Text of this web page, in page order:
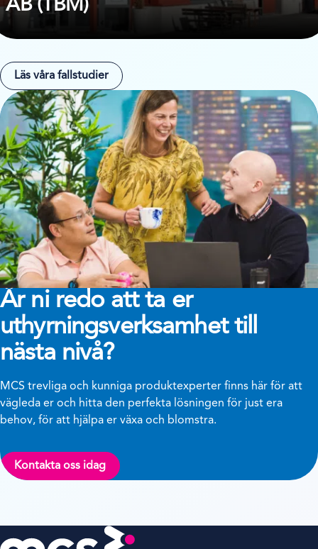
AB (TBM)
Läs våra fallstudier
Är ni redo att ta er
uthyrningsverksamhet till
nästa nivå?
MCS trevliga och kunniga produktexperter finns här för att
vägleda er och hitta den perfekta lösningen för just era
behov, för att hjälpa er växa och blomstra.
Kontakta oss idag